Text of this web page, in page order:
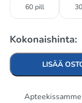
60 pill
Kokonaishinta:
LISÄÄ